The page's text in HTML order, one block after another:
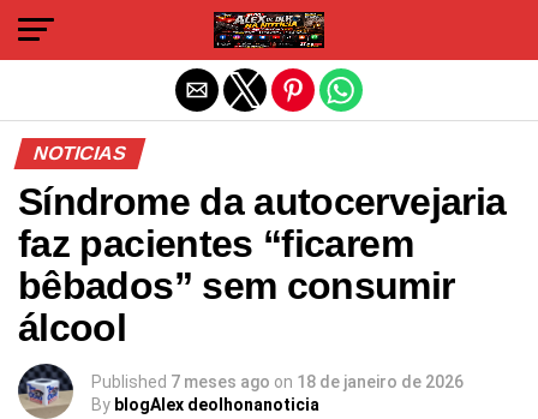
NOTICIAS
Síndrome da autocervejaria
faz pacientes “ficarem
bêbados” sem consumir
álcool
Published 7 meses ago on 18 de janeiro de 2026
By blogAlex deolhonanoticia
Sair da versão mobile